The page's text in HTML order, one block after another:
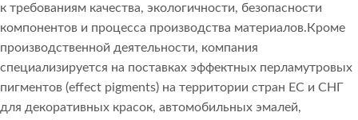
к требованиям качества, экологичности, безопасности
компонентов и процесса производства материалов.Кроме
производственной деятельности, компания
специализируется на поставках эффектных перламутровых
пигментов (effect pigments) на территории стран ЕС и СНГ
для декоративных красок, автомобильных эмалей,